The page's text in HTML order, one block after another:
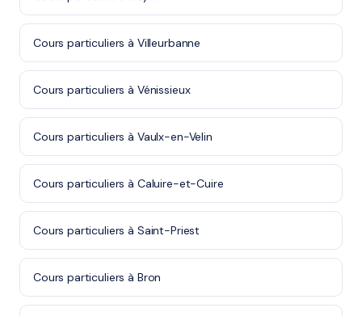
Cours particuliers à Villeurbanne
Cours particuliers à Vénissieux
Cours particuliers à Vaulx-en-Velin
Cours particuliers à Caluire-et-Cuire
Cours particuliers à Saint-Priest
Cours particuliers à Bron